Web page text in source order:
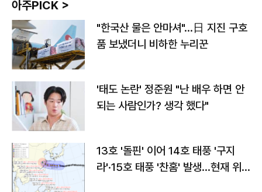
아주PICK >
"한국산 물은 안마셔"…日 지진 구호
품 보냈더니 비하한 누리꾼
'태도 논란' 정준원 "난 배우 하면 안
되는 사람인가? 생각 했다"
13호 '돌핀' 이어 14호 태풍 '구지
라'·15호 태풍 '찬홈' 발생…현재 위